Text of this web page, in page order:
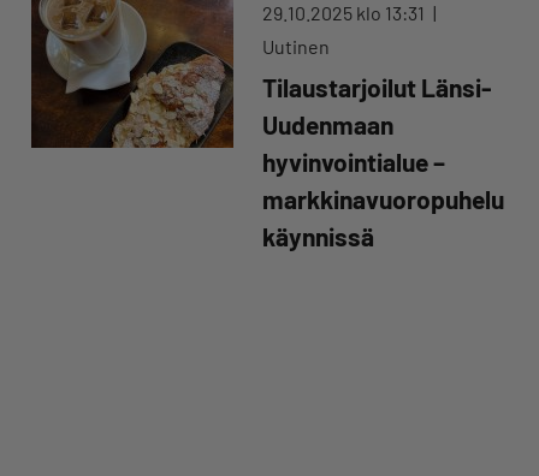
29.10.2025 klo 13:31
Uutinen
Tilaustarjoilut Länsi-
Uudenmaan
hyvinvointialue –
markkinavuoropuhelu
käynnissä